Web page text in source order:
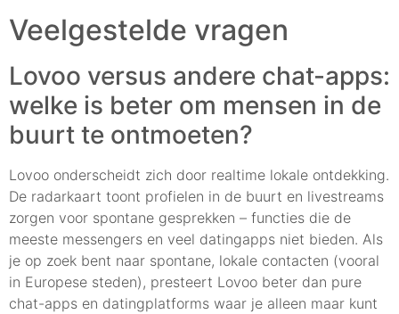
Veelgestelde vragen
Lovoo versus andere chat-apps:
welke is beter om mensen in de
buurt te ontmoeten?
Lovoo onderscheidt zich door realtime lokale ontdekking.
De radarkaart toont profielen in de buurt en livestreams
zorgen voor spontane gesprekken – functies die de
meeste messengers en veel datingapps niet bieden. Als
je op zoek bent naar spontane, lokale contacten (vooral
in Europese steden), presteert Lovoo beter dan pure
chat-apps en datingplatforms waar je alleen maar kunt